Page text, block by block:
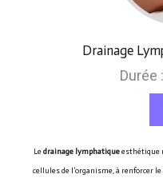
Drainage
Durée
Ledrainage lymphatiqueesthétique
cellules de l’organisme, à renforcer